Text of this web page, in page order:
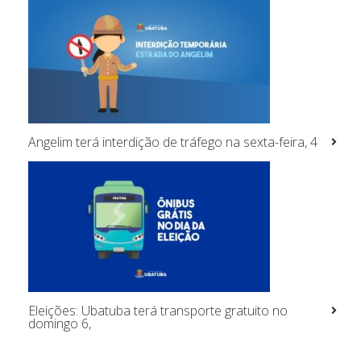
Angelim terá interdição de tráfego na sexta-feira, 4
Eleições: Ubatuba terá transporte gratuito no
domingo 6,